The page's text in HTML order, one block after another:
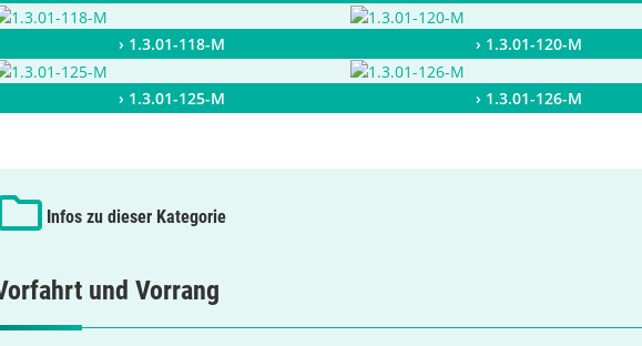
› 1.3.01-118-M › 1.3.01-120-M
› 1.3.01-125-M › 1.3.01-126-M
Infos zu dieser Kategorie
und Vorrang